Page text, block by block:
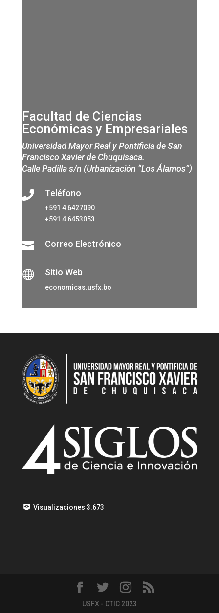
Facultad de Ciencias
Económicas y Empresariales
Universidad Mayor Real y Pontificia de San
Francisco Xavier de Chuquisaca.
Calle Padilla s/n (Urbanización “Los Álamos”)
 Teléfono
+591 4 6427090
+591 4 6453053
 Correo Electrónico
 Sitio Web
economicas.usfx.bo
Visualizaciones 3.673
USFX - DTIC 2023